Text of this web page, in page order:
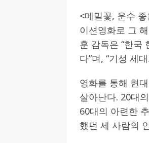
<메밀꽃, 운수
이션영화로 그
훈 감독은 “한국
다”며, “기성 세
영화를 통해 현
살아난다. 20대
60대의 아련한
했던 세 사람의